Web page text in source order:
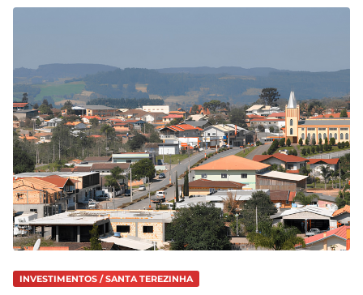
INVESTIMENTOS / SANTA TEREZINHA